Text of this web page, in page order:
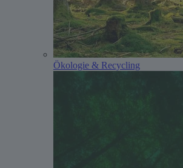
Ökologie & Recycling